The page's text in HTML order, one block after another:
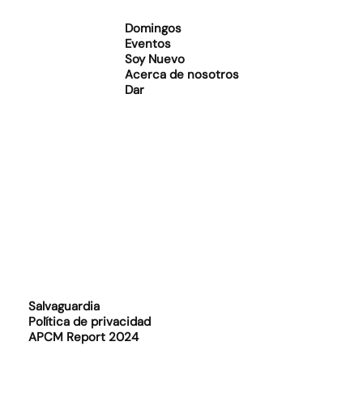
Domingos
Eventos
Soy Nuevo
Acerca de nosotros
Dar
Salvaguardia
Política de privacidad
APCM Report 2024